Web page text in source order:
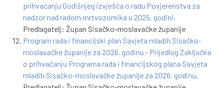
prihvaćanju Godišnjeg izvješća o radu Povjerenstva za
nadzor nad radom mrtvozornika u 2025. godini,
Predlagatelj: Župan Sisačko-moslavačke županije
Program rada i financijski plan Savjeta mladih Sisačko-
moslavačke županije za 2026. godinu - Prijedlog Zaključka
o prihvaćanju Programa rada i financijskog plana Savjeta
mladih Sisačko-moslavačke županije za 2026. godinu,